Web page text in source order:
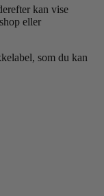
kan vise
eller
som du kan